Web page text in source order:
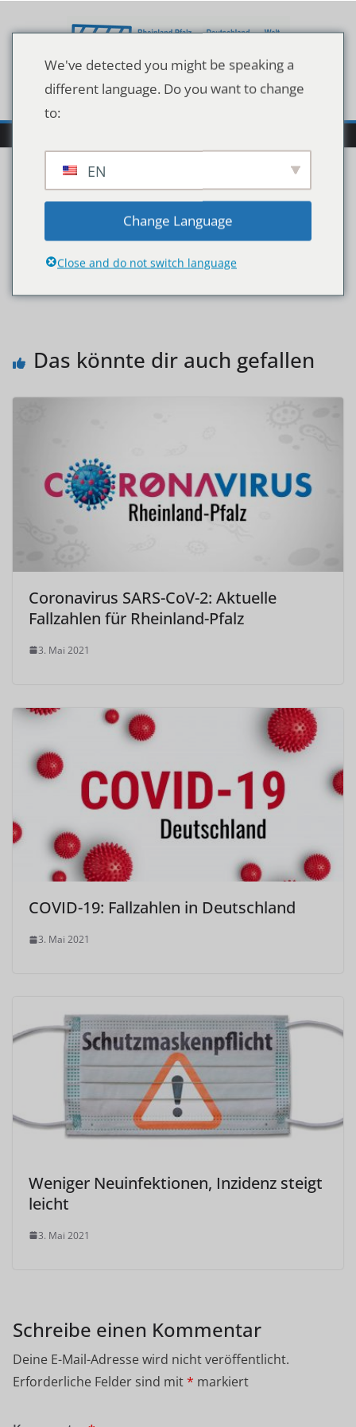
Inhalt
128552302
Das könnte dir auch gefallen
Coronavirus SARS-CoV-2: Aktuelle
Fallzahlen für Rheinland-Pfalz
3. Mai 2021
COVID-19: Fallzahlen in Deutschland
3. Mai 2021
Weniger Neuinfektionen, Inzidenz steigt
leicht
3. Mai 2021
Schreibe einen Kommentar
Deine E-Mail-Adresse wird nicht veröffentlicht.
Erforderliche Felder sind mit* markiert
We've detected you might be speaking a
different language. Do you want to change
to:
EN
Change Language
Close and do not switch language